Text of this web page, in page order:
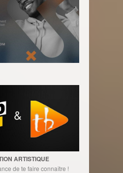
ARTISTIQUE
de te faire connaître !